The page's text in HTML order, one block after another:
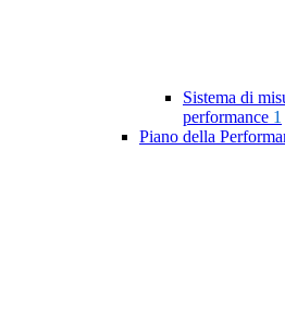
Sistema di
performance 1
Piano della